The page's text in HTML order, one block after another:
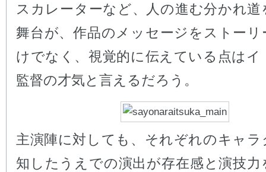
スカレーターなど、人の進む分かれ道
舞台が、作品のメッセージをストーリ
けでなく、視覚的に伝えている点はイ
監督の才気と言えるだろう。
主演陣に対しても、それぞれのキャラ
知したうえでの演出が存在感と演技力